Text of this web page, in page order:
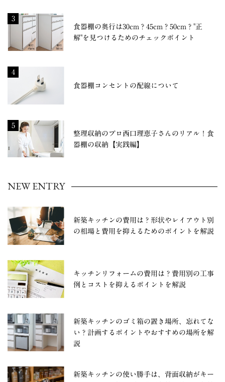
3
食器棚の奥行は30cm？45cm？50cm？"正
解"を見つけるためのチェックポイント
4
食器棚コンセントの配線について
5
整理収納のプロ西口理恵子さんのリアル！食
器棚の収納【実践編】
NEW ENTRY
新築キッチンの費用は？形状やレイアウト別
の相場と費用を抑えるためのポイントを解説
キッチンリフォームの費用は？費用別の工事
例とコストを抑えるポイントを解説
新築キッチンのゴミ箱の置き場所、忘れてな
い？計画するポイントやおすすめの場所を解
説
新築キッチンの使い勝手は、背面収納がキー